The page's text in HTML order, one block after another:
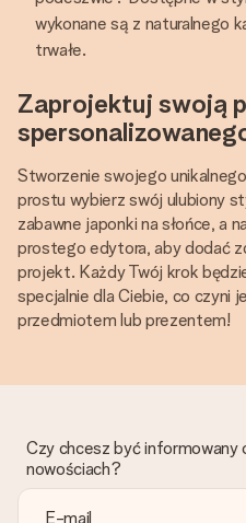
wykonane są z naturalnego
trwałe.
Zaprojektuj swoją
Stworzenie swojego
prostu wybierz swój ulubiony
zabawne japonki na słońce, a
prostego edytora, aby dodać
projekt. Każdy Twój krok
specjalnie dla Ciebie, co czyni
przedmiotem lub prezentem!
Czy chcesz być informowany
nowościach?